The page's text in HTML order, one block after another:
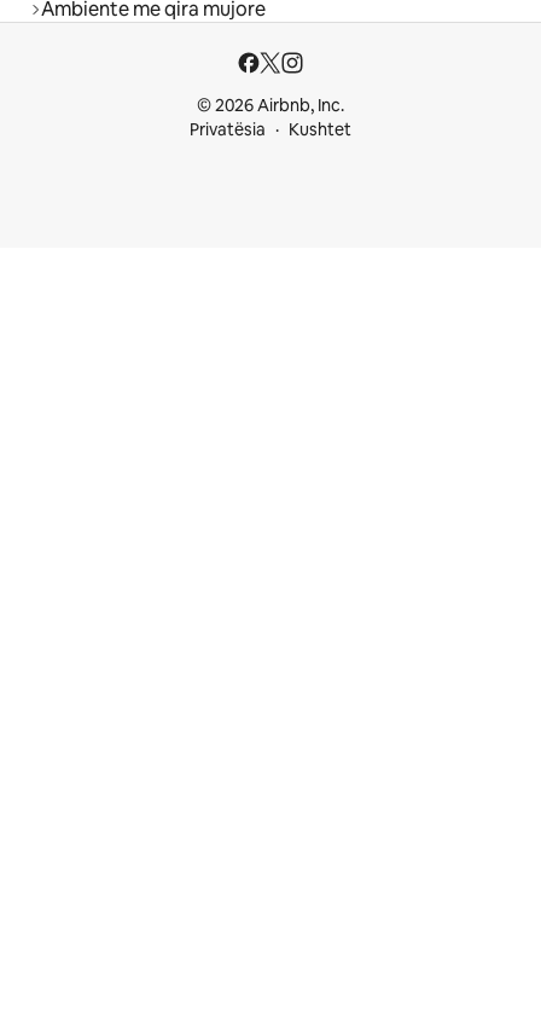
Ambiente me qira mujore
© 2026 Airbnb, Inc.
Privatësia
Kushtet